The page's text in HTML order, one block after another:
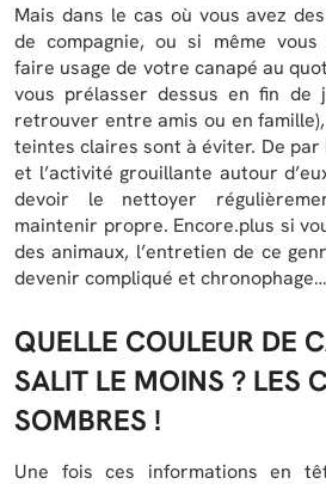
Mais dans le cas où vous avez
de compagnie, ou si même vous
faire usage de votre canapé au
vous prélasser dessus en fin de
retrouver entre amis ou en
teintes claires sont à éviter. De
et l’activité grouillante autour
devoir le nettoyer
maintenir propre. Encore.plus si
des animaux, l’entretien de ce
devenir compliqué et chronophage…
QUELLE COULEUR DE
SALIT LE MOINS ? LES
SOMBRES !
Une fois ces informations en